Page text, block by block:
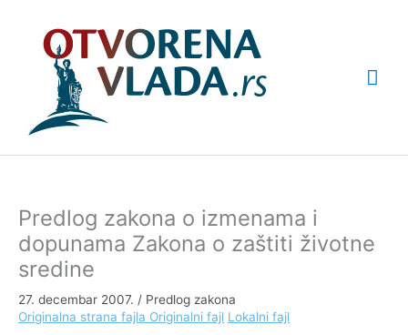
Predlog zakona o izmenama i
dopunama Zakona o zaštiti životne
sredine
27. decembar 2007. / Predlog zakona
Originalna strana fajla Originalni fajl Lokalni fajl